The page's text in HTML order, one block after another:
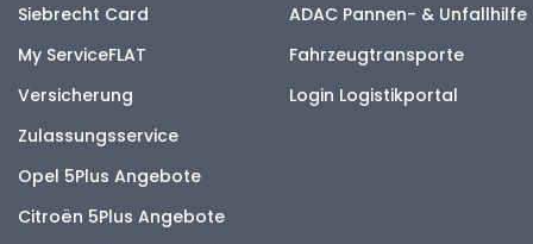
Siebrecht Card
My ServiceFLAT
Versicherung
Zulassungsservice
Opel 5Plus Angebote
Citroën 5Plus Angebote
ADAC Pannen- & Unfallhilfe
Fahrzeugtransporte
Login Logistikportal